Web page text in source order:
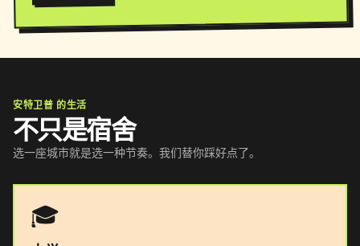
安特卫普 的生活
不只是宿舍
选一座城市就是选一种节奏。我们替你踩好点了。
🎓